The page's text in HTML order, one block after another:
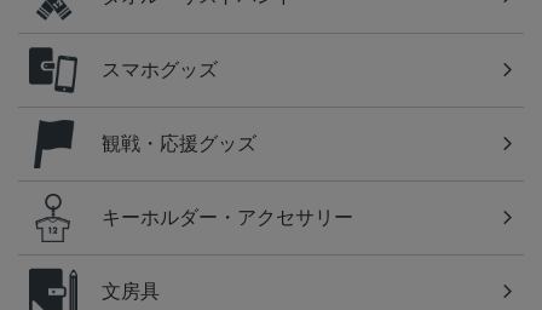
スマホグッズ
観戦・応援グッズ
キーホルダー・アクセサリー
文房具